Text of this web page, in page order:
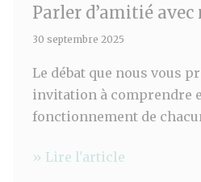
Parler d’amitié
30 septembre 2025
Le débat que nous vous
invitation à comprendre
fonctionnement de
» Lire l'article